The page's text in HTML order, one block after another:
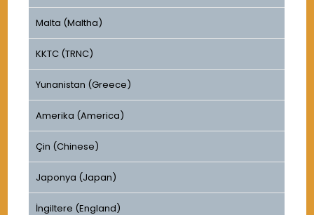
Malta (Maltha)
KKTC (TRNC)
Yunanistan (Greece)
Amerika (America)
Çin (Chinese)
Japonya (Japan)
İngiltere (England)